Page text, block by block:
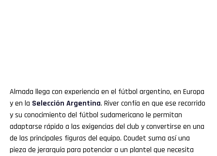
Almada llega con experiencia en el fútbol argentino, en Europa
y en la Selección Argentina. River confía en que ese recorrido
y su conocimiento del fútbol sudamericano le permitan
adaptarse rápido a las exigencias del club y convertirse en una
de las principales figuras del equipo. Coudet suma así una
pieza de jerarquía para potenciar a un plantel que necesita